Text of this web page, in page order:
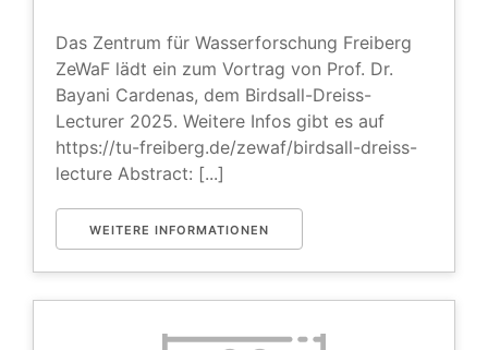
Das Zentrum für Wasserforschung Freiberg
ZeWaF lädt ein zum Vortrag von Prof. Dr.
Bayani Cardenas, dem Birdsall-Dreiss-
Lecturer 2025. Weitere Infos gibt es auf
https://tu-freiberg.de/zewaf/birdsall-dreiss-
lecture Abstract: [...]
WEITERE INFORMATIONEN